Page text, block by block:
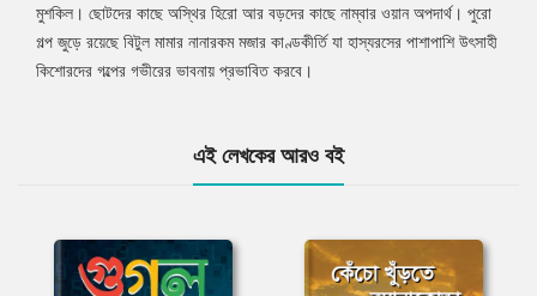
Article
মুশকিল। ছোটদের কাছে অস্থির হিরো আর বড়দের কাছে নাম্বার ওয়ান অপদার্থ। পুরো
গল্প জুড়ে রয়েছে বিটুল মামার নানারকম মজার কাণ্ডকীর্তি যা হাস্যরসের পাশাপাশি উৎসাহী
কিশোরদের গল্পের গভীরের ভাবনায় প্রভাবিত করবে।
এই লেখকের আরও বই